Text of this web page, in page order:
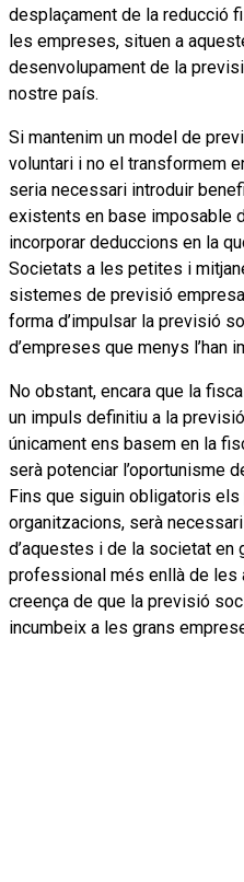
desplaçament de la reducció
les empreses, situen a
desenvolupament de la
nostre país.
Si mantenim un model de
voluntari i no el transformem
seria necessari introduir
existents en base imposable
incorporar deduccions en la
Societats a les petites i
sistemes de previsió
forma d’impulsar la previsió
d’empreses que menys l’han
No obstant, encara que la
un impuls definitiu a la
únicament ens basem en la
serà potenciar l’oportunisme
Fins que siguin obligatoris
organitzacions, serà
d’aquestes i de la societat en
professional més enllà de les
creença de que la previsió
incumbeix a les grans